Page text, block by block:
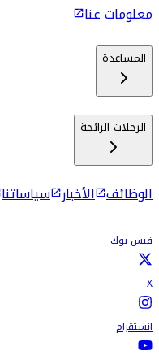
معلومات عنا
المساعدة
الرحلات الرائجة
الوظائف الأخبار سياساتنا
فيس بوك
X
انستقرام